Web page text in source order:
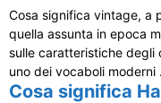
Cosa significa vintage, a
quella assunta in epoca
sulle caratteristiche
uno dei vocaboli moderni
Cosa significa